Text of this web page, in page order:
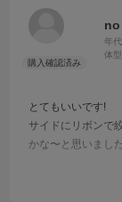
no
年
体
とてもいいです!
サイドにリボンで
かな〜と思いまし
いい感じにポイン